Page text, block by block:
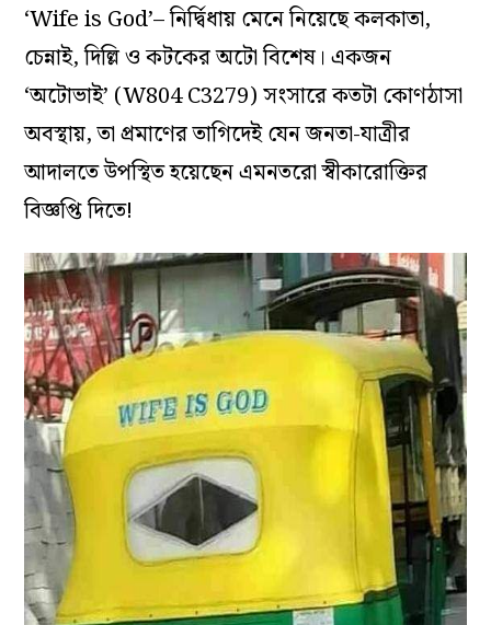
‘Wife is God’– নির্দ্বিধায় মেনে নিয়েছে কলকাতা,
চেন্নাই, দিল্লি ও কটকের অটো বিশেষ। একজন
‘অটোভাই’ (W804 C3279) সংসারে কতটা কোণঠাসা
অবস্থায়, তা প্রমাণের তাগিদেই যেন জনতা-যাত্রীর
আদালতে উপস্থিত হয়েছেন এমনতরো স্বীকারোক্তির
বিজ্ঞপ্তি দিতে!